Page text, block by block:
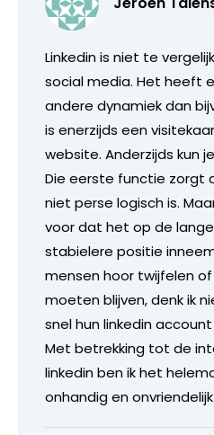
Linkedin is niet te
social media. Het heeft
andere dynamiek dan
is enerzijds een
website. Anderzijds kun
Die eerste functie zorgt
niet perse logisch is.
voor dat het op de
stabielere positie
mensen hoor twijfelen
moeten blijven, denk ik
snel hun linkedin
Met betrekking tot de
linkedin ben ik het
onhandig en